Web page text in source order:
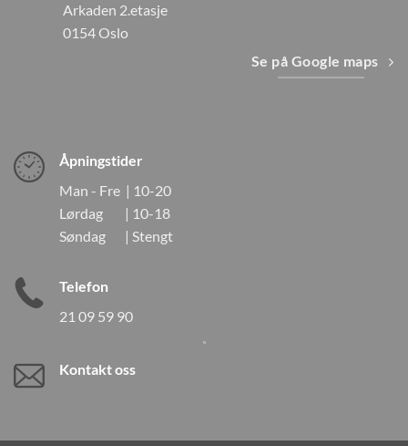
Arkaden 2.etasje
0154 Oslo
Se på Google maps
Åpningstider
Man - Fre | 10-20
Lørdag | 10-18
Søndag | Stengt
Telefon
21 09 59 90
Kontakt oss